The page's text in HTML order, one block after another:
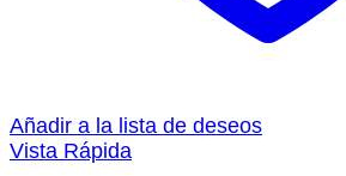
Añadir a la lista de deseos
Vista Rápida